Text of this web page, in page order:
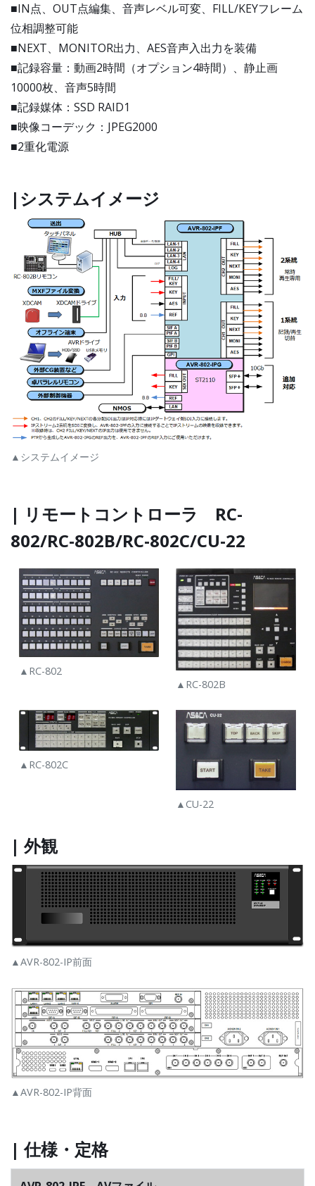
■IN点、OUT点編集、音声レベル可変、FILL/KEYフレーム
位相調整可能
■NEXT、MONITOR出力、AES音声入出力を装備
■記録容量：動画2時間（オプション4時間）、静止画
10000枚、音声5時間
■記録媒体：SSD RAID1
■映像コーデック：JPEG2000
■2重化電源
|システムイメージ
▲システムイメージ
| リモートコントローラ RC-
802/RC-802B/RC-802C/CU-22
▲RC-802
▲RC-802B
▲RC-802C
▲CU-22
| 外観
▲AVR-802-IP前面
▲AVR-802-IP背面
| 仕様・定格